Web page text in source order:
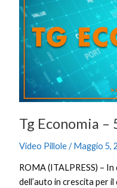
Tg Economia
Video Pillole/Maggio 5,
ROMA (ITALPRESS) –
dell’auto in crescita per
–
5/5/2026